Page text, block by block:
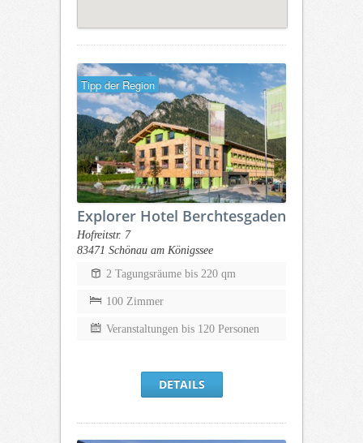
Tipp der Region
Explorer Hotel Berchtesgaden
Hofreitstr. 7
83471 Schönau am Königssee
2 Tagungsräume bis 220 qm
100 Zimmer
Veranstaltungen bis 120 Personen
DETAILS